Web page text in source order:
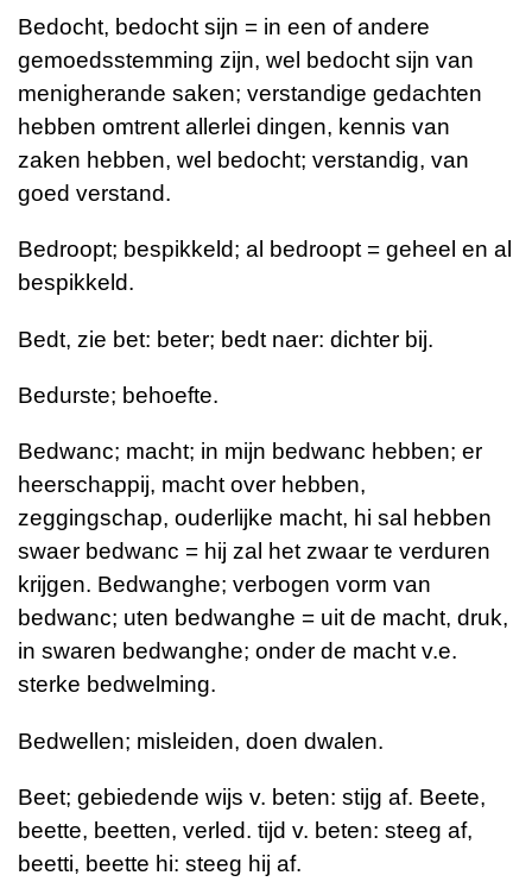
Bedocht, bedocht sijn = in een of andere
gemoedsstemming zijn, wel bedocht sijn van
menigherande saken; verstandige gedachten
hebben omtrent allerlei dingen, kennis van
zaken hebben, wel bedocht; verstandig, van
goed verstand.
Bedroopt; bespikkeld; al bedroopt = geheel en al
bespikkeld.
Bedt, zie bet: beter; bedt naer: dichter bij.
Bedurste; behoefte.
Bedwanc; macht; in mijn bedwanc hebben; er
heerschappij, macht over hebben,
zeggingschap, ouderlijke macht, hi sal hebben
swaer bedwanc = hij zal het zwaar te verduren
krijgen. Bedwanghe; verbogen vorm van
bedwanc; uten bedwanghe = uit de macht, druk,
in swaren bedwanghe; onder de macht v.e.
sterke bedwelming.
Bedwellen; misleiden, doen dwalen.
Beet; gebiedende wijs v. beten: stijg af. Beete,
beette, beetten, verled. tijd v. beten: steeg af,
beetti, beette hi: steeg hij af.